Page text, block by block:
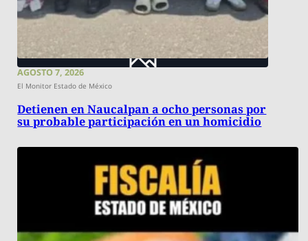
AGOSTO 7, 2026
El Monitor Estado de México
Detienen en Naucalpan a ocho personas por
su probable participación en un homicidio